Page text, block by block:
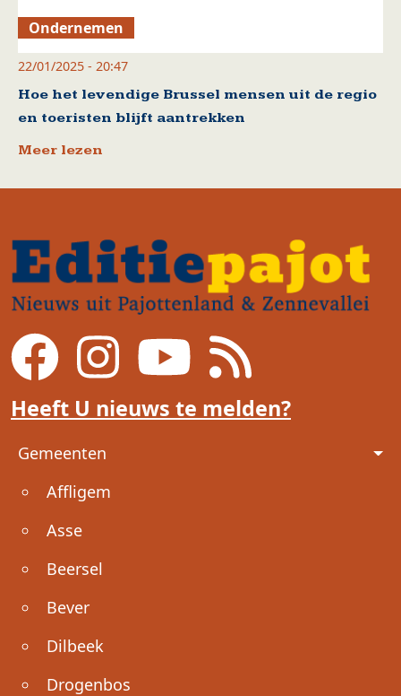
Ondernemen
22/01/2025 - 20:47
Hoe het levendige Brussel mensen uit de regio
en toeristen blijft aantrekken
Meer lezen
Heeft U nieuws te melden?
Voet
Gemeenten
Affligem
Asse
Beersel
Bever
Dilbeek
Drogenbos